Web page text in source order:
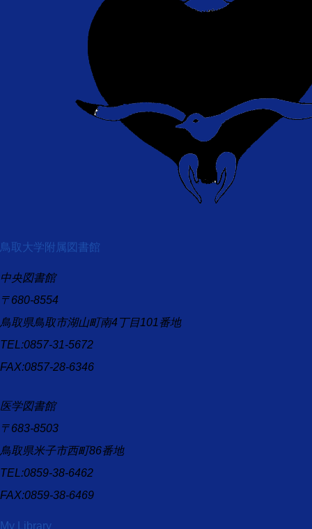
鳥取大学附属図書館
中央図書館
〒680-8554
鳥取県鳥取市湖山町南4丁目101番地
TEL:0857-31-5672
FAX:0857-28-6346
医学図書館
〒683-8503
鳥取県米子市西町86番地
TEL:0859-38-6462
FAX:0859-38-6469
My Library